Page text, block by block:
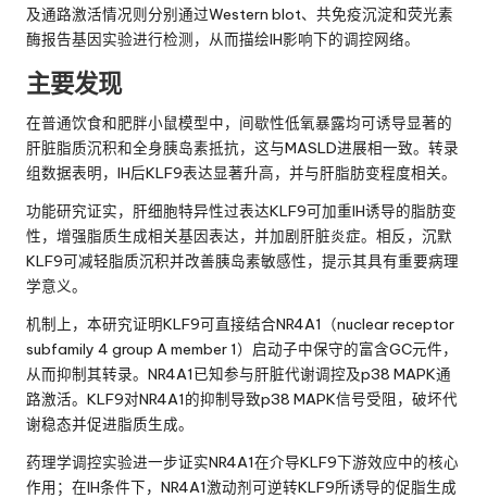
及通路激活情况则分别通过Western blot、共免疫沉淀和荧光素
酶报告基因实验进行检测，从而描绘IH影响下的调控网络。
主要发现
在普通饮食和肥胖小鼠模型中，间歇性低氧暴露均可诱导显著的
肝脏脂质沉积和全身胰岛素抵抗，这与MASLD进展相一致。转录
组数据表明，IH后KLF9表达显著升高，并与肝脂肪变程度相关。
功能研究证实，肝细胞特异性过表达KLF9可加重IH诱导的脂肪变
性，增强脂质生成相关基因表达，并加剧肝脏炎症。相反，沉默
KLF9可减轻脂质沉积并改善胰岛素敏感性，提示其具有重要病理
学意义。
机制上，本研究证明KLF9可直接结合NR4A1（nuclear receptor
subfamily 4 group A member 1）启动子中保守的富含GC元件，
从而抑制其转录。NR4A1已知参与肝脏代谢调控及p38 MAPK通
路激活。KLF9对NR4A1的抑制导致p38 MAPK信号受阻，破坏代
谢稳态并促进脂质生成。
药理学调控实验进一步证实NR4A1在介导KLF9下游效应中的核心
作用；在IH条件下，NR4A1激动剂可逆转KLF9所诱导的促脂生成